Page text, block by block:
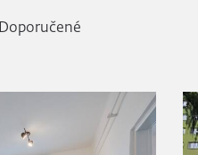
Doporučené